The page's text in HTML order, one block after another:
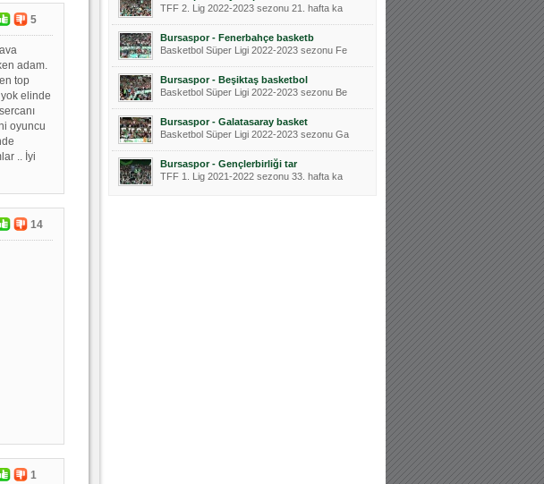
5
adam.
top
elinde
oyuncu
.. İyi
14
1
TFF 2. Lig 2022-2023 sezonu 21. hafta ka
Bursaspor - Fenerbahçe basketb
Basketbol Süper Ligi 2022-2023 sezonu Fe
Bursaspor - Beşiktaş basketbol
Basketbol Süper Ligi 2022-2023 sezonu Be
Bursaspor - Galatasaray basket
Basketbol Süper Ligi 2022-2023 sezonu Ga
Bursaspor - Gençlerbirliği tar
TFF 1. Lig 2021-2022 sezonu 33. hafta ka